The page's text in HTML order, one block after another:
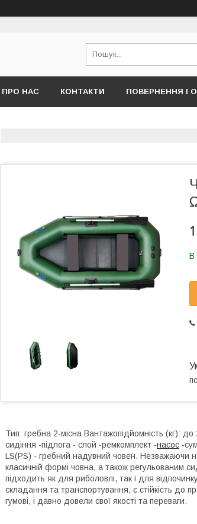
ПРО НАС КОНТАКТИ ПОВЕРНЕННЯ І
В
Тип: гребна 2-місна Вантажопідйомність (кг):
сидіння -підлога - слой -ремкомплект -насос -
LS(PS) - гребний надувний човен. Незважаючи
класичній формі човна, а також регульованим
підходить як для риболовлі, так і для
складання та транспортування, є стійкість до
гумові, і давно довели свої якості та переваги.